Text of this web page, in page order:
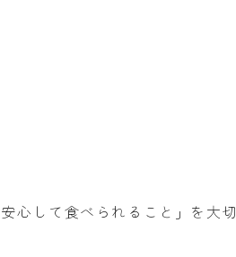
心して食べられること」を大切